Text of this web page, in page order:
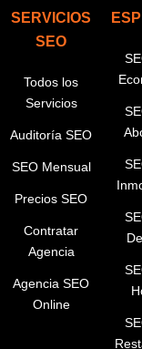
SERVICIOS
SEO
Todos los
Servicios
Auditoría SEO
SEO Mensual
Precios SEO
Contratar
Agencia
Agencia SEO
Online